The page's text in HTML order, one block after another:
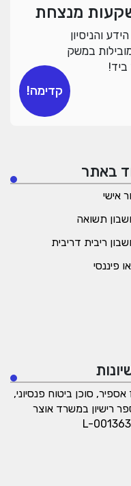
מנצחת
והניסיון
במשק
ביד!
קדימה!
באתר
אישי
תשואה
ריבית דריבית
פיננסי
אספיר, סוכן ביטוח פנסיוני,
רישיון במשרד אוצר
L-